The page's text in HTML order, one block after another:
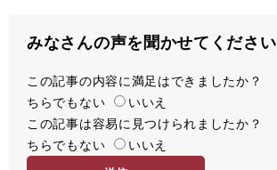
みなさんの声を聞かせてください
満
足
度
この記事の内容に満足はできましたか？
ちらでもない
いいえ
容
易
この記事は容易に見つけられましたか？
ちらでもない
いいえ